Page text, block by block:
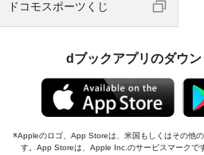
ドコモスポーツくじ
dブックアプリのダウ
Appleのロゴ、App Storeは、米国もしくはその他
す。App Storeは、Apple Inc.のサービスマークです